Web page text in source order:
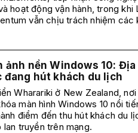
hoạt động vận hành, trong khi
vẫn chịu trách nhiệm các
ảnh nền Windows 10:
đang hút khách du lịch
Wharariki ở New Zealand,
màn hình Windows 10 nổi
điểm đến thu hút khách du
lan truyền trên mạng.